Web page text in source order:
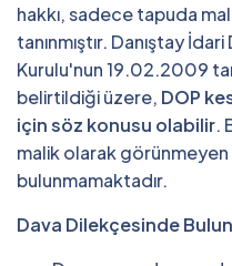
hakkı, sadece tapuda
tanınmıştır. Danıştay
Kurulu'nun 19.02.2009
belirtildiği üzere, DOP
için söz konusu olabilir.
malik olarak
bulunmamaktadır.
Dava Dilekçesinde